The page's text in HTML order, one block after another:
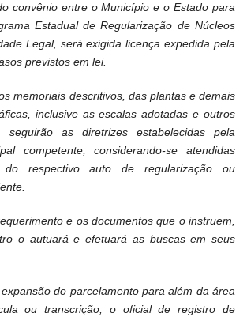
convênio entre o Município e o Estado para
Estadual de Regularização de Núcleos
Legal, será exigida licença expedida pela
previstos em lei.
memoriais descritivos, das plantas e demais
inclusive as escalas adotadas e outros
seguirão as diretrizes estabelecidas pela
competente, considerando-se atendidas
respectivo auto de regularização ou
e os documentos que o instruem,
o autuará e efetuará as buscas em seus
do parcelamento para além da área
ou transcrição, o oficial de registro de